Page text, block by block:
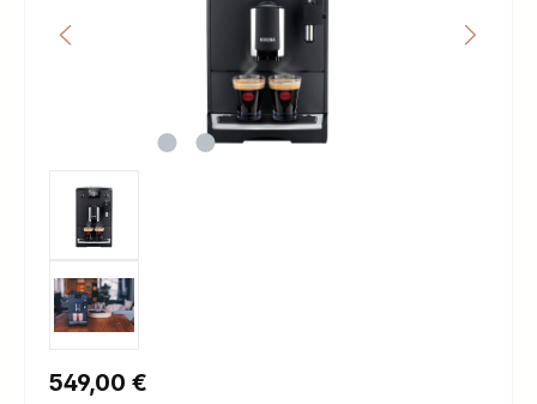
Regulärer Preis:
549,00 €